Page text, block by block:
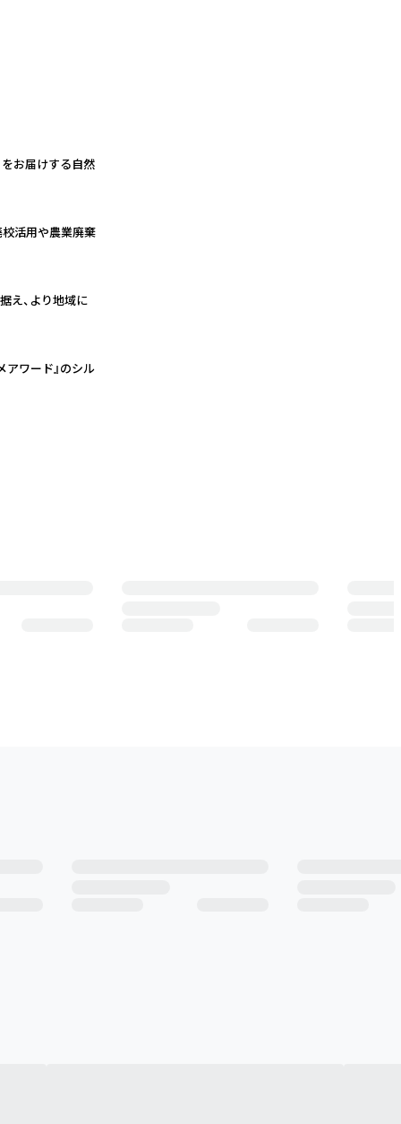
をお届けする自然
活用や農業廃棄
え、より地域に
ワード』のシル